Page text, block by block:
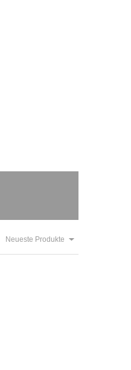
Neueste Produkte